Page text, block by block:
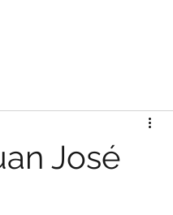
José